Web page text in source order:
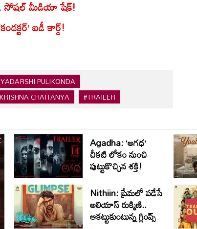
సోషల్ మీడియా షేక్!
ఐడీ కార్డ్!
PULIKONDA
CHAITANYA #TRAILER
Agadha: ‘అగధ’
చీకటి లోకం నుంచి
పుట్టుకొచ్చిన శక్తి!
Nithiin: ప్రేమలో పడేసే
అలియాస్ రుక్మిణి..
ఆకట్టుకుంటున్న గ్లింప్స్‌